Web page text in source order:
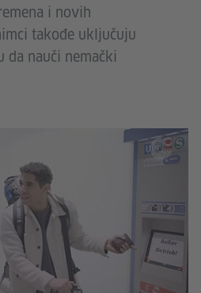
i novih
takođe uključuju
da nauči nemački